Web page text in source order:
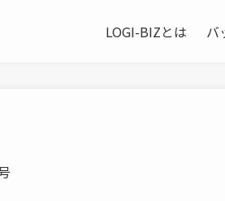
LOGI-BIZとは バ